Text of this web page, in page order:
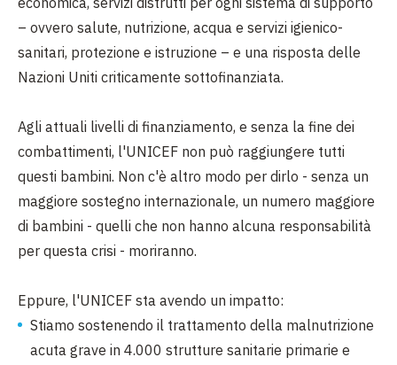
– ovvero salute, nutrizione, acqua e servizi igienico-
sanitari, protezione e istruzione – e una risposta delle
Nazioni Uniti criticamente sottofinanziata.
Agli attuali livelli di finanziamento, e senza la fine dei
combattimenti, l'UNICEF non può raggiungere tutti
questi bambini. Non c'è altro modo per dirlo - senza un
maggiore sostegno internazionale, un numero maggiore
di bambini - quelli che non hanno alcuna responsabilità
per questa crisi - moriranno.
Eppure, l'UNICEF sta avendo un impatto:
Stiamo sostenendo il trattamento della malnutrizione
acuta grave in 4.000 strutture sanitarie primarie e